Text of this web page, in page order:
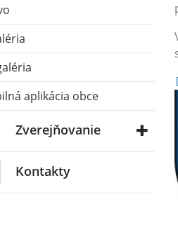
aplikácia obce
Zverejňovanie
Kontakty